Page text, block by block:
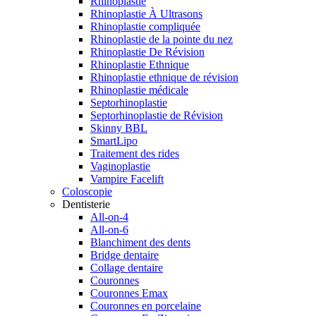
Rhinoplastie À Ultrasons
Rhinoplastie compliquée
Rhinoplastie de la pointe du nez
Rhinoplastie De Révision
Rhinoplastie Ethnique
Rhinoplastie ethnique de révision
Rhinoplastie médicale
Septorhinoplastie
Septorhinoplastie de Révision
Skinny BBL
SmartLipo
Traitement des rides
Vaginoplastie
Vampire Facelift
Coloscopie
Dentisterie
All-on-4
All-on-6
Blanchiment des dents
Bridge dentaire
Collage dentaire
Couronnes
Couronnes Emax
Couronnes en porcelaine